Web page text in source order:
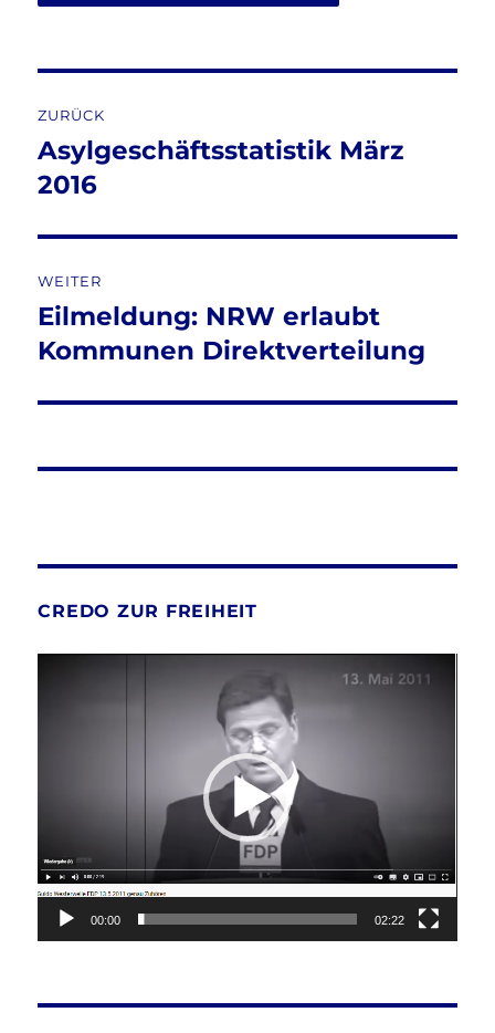
ZURÜCK
Vorheriger
Beitrag:
Asylgeschäftsstatistik März
2016
WEITER
Nächster
Beitrag:
Eilmeldung: NRW erlaubt
Kommunen Direktverteilung
CREDO ZUR FREIHEIT
00:00 02:22